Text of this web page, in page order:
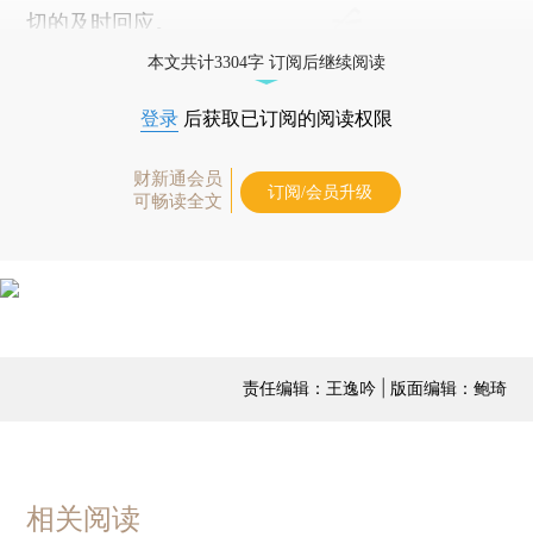
切的及时回应。
本文共计3304字 订阅后继续阅读
登录 后获取已订阅的阅读权限
财新通会员
可畅读全文
订阅/会员升级
责任编辑：王逸吟 | 版面编辑：鲍琦
相关阅读